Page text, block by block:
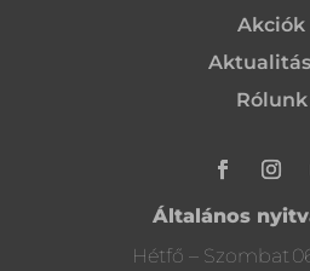
Akciók
Rólunk
Általános
Hétfő – Szombat